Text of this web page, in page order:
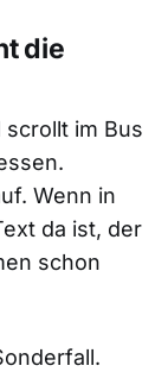
die
im Bus
Wenn in
da ist, der
schon